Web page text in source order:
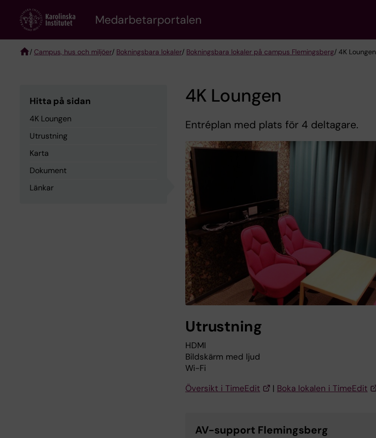
content
Medarbetarportalen
/ Campus, hus och miljöer/ Bokningsbara lokaler/ Bokningsbara lokaler på campus Flemingsberg/ 4K Loungen
Hitta på sidan
4K Loungen
Utrustning
Karta
Dokument
Länkar
4K Loungen
Entréplan med plats för 4 deltagare.
Utrustning
HDMI
Bildskärm med ljud
Wi-Fi
Översikt i TimeEdit
| Boka lokalen i TimeEdit
AV-support Flemingsberg